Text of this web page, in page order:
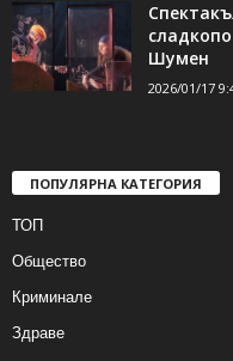
Шумен
2026/01/17
ПОПУЛЯРНА КАТЕГОРИЯ
ТОП
Общество
Криминале
Здраве